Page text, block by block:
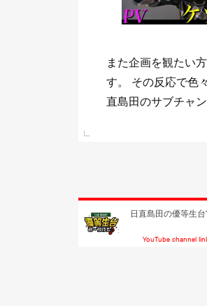
少しでもまた観た
して頂けたら喜び
る事！！
日直島田の優等生
YouTube channel